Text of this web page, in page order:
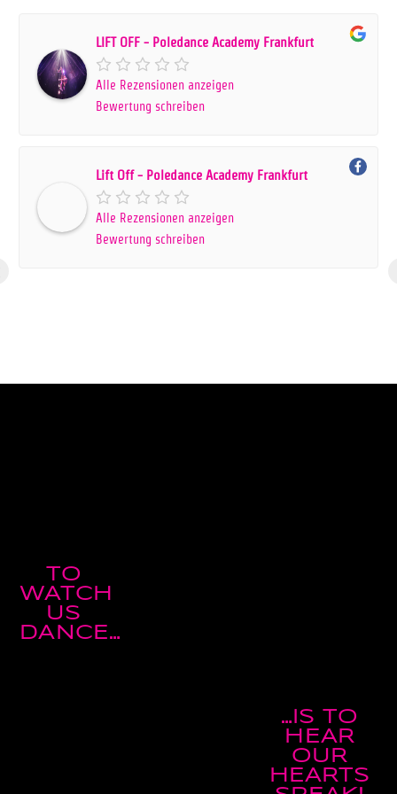
LIFT OFF - Poledance Academy Frankfurt
Alle Rezensionen anzeigen
Bewertung schreiben
Lift Off - Poledance Academy Frankfurt
Alle Rezensionen anzeigen
Bewertung schreiben
…IS TO
HEAR
OUR
HEARTS
TO
WATCH
US
DANCE…